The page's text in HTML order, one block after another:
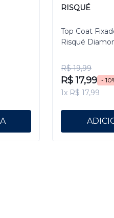
RISQUÉ
Top Coat
Risqué
R$ 19,99
R$ 17,99 -
1x R$ 17,99